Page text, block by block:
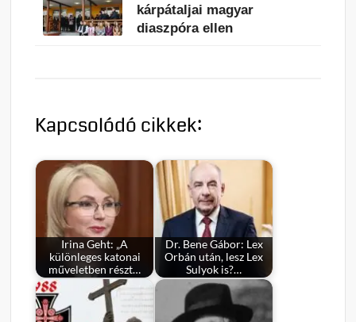
kárpátaljai magyar
diaszpóra ellen
Kapcsolódó cikkek:
Irina Geht: „A
különleges katonai
műveletben részt…
Dr. Bene Gábor: Lex
Orbán után, lesz Lex
Sulyok is?…